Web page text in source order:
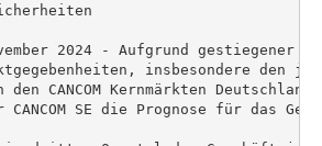
2024 - Aufgrund gestiegener
insbesondere den
CANCOM Kernmärkten
SE die Prognose für das